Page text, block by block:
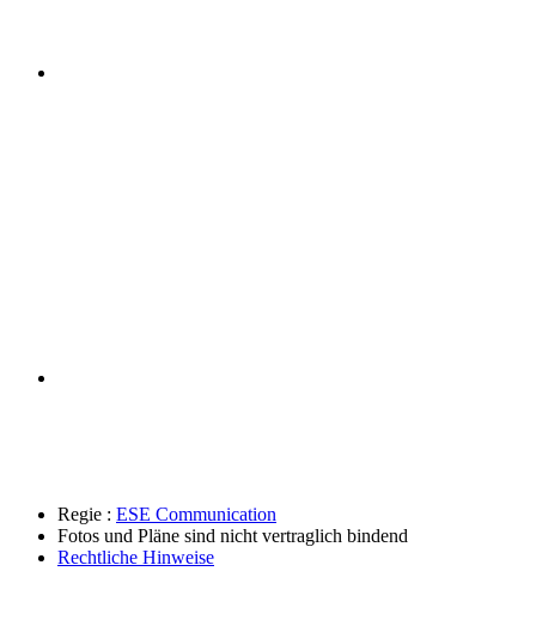
Regie : ESE Communication
Fotos und Pläne sind nicht vertraglich bindend
Rechtliche Hinweise